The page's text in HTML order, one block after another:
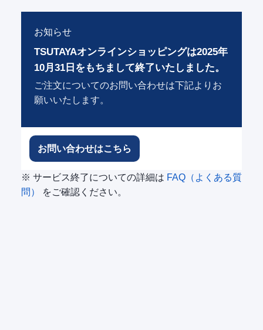
お知らせ
TSUTAYAオンラインショッピングは2025年
10月31日をもちまして終了いたしました。
ご注文についてのお問い合わせは下記よりお
願いいたします。
お問い合わせはこちら
※ サービス終了についての詳細は FAQ（よくある質
問）
をご確認ください。